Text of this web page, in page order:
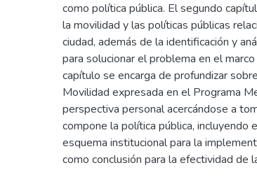
como política pública. El segundo
la movilidad y las políticas públicas
ciudad, además de la identificación y
para solucionar el problema en el
capítulo se encarga de profundizar
Movilidad expresada en el Programa
perspectiva personal acercándose a
compone la política pública, incluyendo
esquema institucional para la
como conclusión para la efectividad de